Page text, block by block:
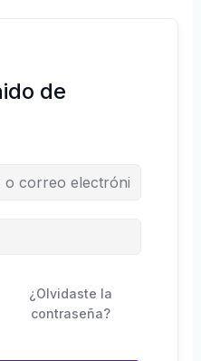
de
¿Olvidaste la
contraseña?